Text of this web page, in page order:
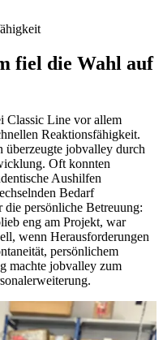
fiel die Wahl auf
Classic Line vor allem
Reaktionsfähigkeit.
überzeugte jobvalley durch
Oft konnten
Aushilfen
Bedarf
persönliche Betreuung:
eng am Projekt, war
wenn Herausforderungen
persönlichem
machte jobvalley zum